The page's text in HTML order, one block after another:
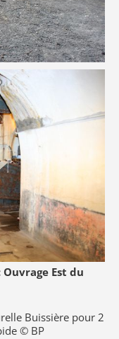
Est du
Buissière pour 2
© BP